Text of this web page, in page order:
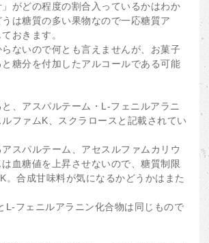
」がどの程度の割合入っているかはわか
は糖質の多い果物なので一応糖質ア
おきます。
ないので何とも言えませんが、お菓子
糖分を付加したアルコールである可能
、アスパルテーム・L-フェニルアラニ
ファムK、スクラロースと記載されてい
スパルテーム、アセスルファムカリウ
血糖値を上昇させないので、糖質制限
。合成甘味料が気になるかどうかはまた
L-フェニルアラニン化合物は同じもので